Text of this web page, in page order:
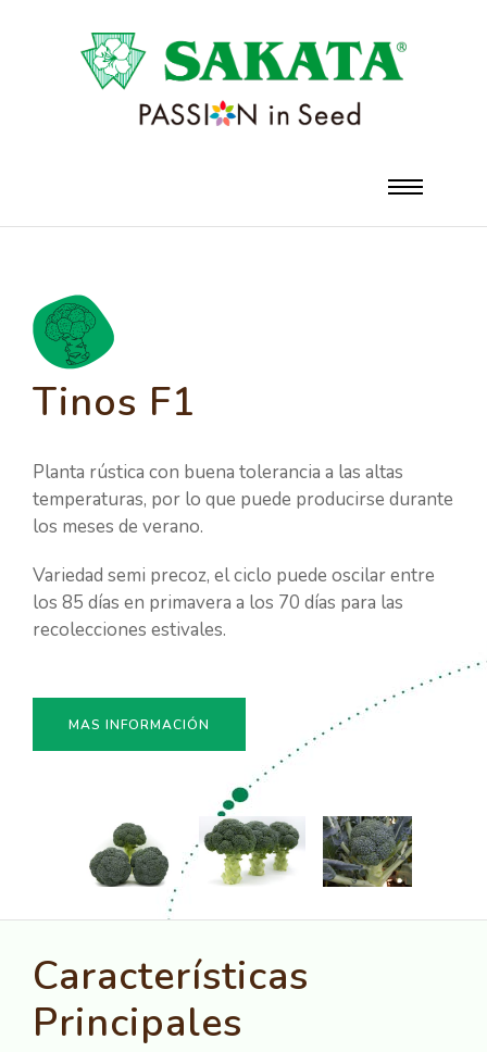
Tinos F1
Planta rústica con buena tolerancia a las altas
temperaturas, por lo que puede producirse durante
los meses de verano.
Variedad semi precoz, el ciclo puede oscilar entre
los 85 días en primavera a los 70 días para las
recolecciones estivales.
MAS INFORMACIÓN
Características
Principales